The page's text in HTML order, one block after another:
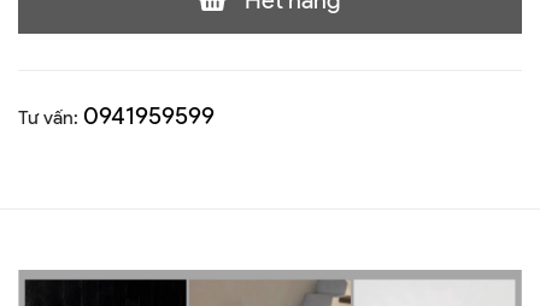
Tư vấn: 0941959599